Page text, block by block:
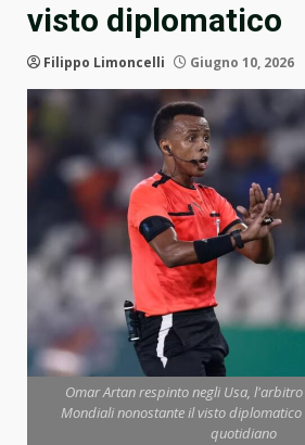
visto diplomatico
Filippo Limoncelli Giugno 10, 2026
Omar Artan respinto negli Usa,
Mondiali nonostante il visto
quotidiano